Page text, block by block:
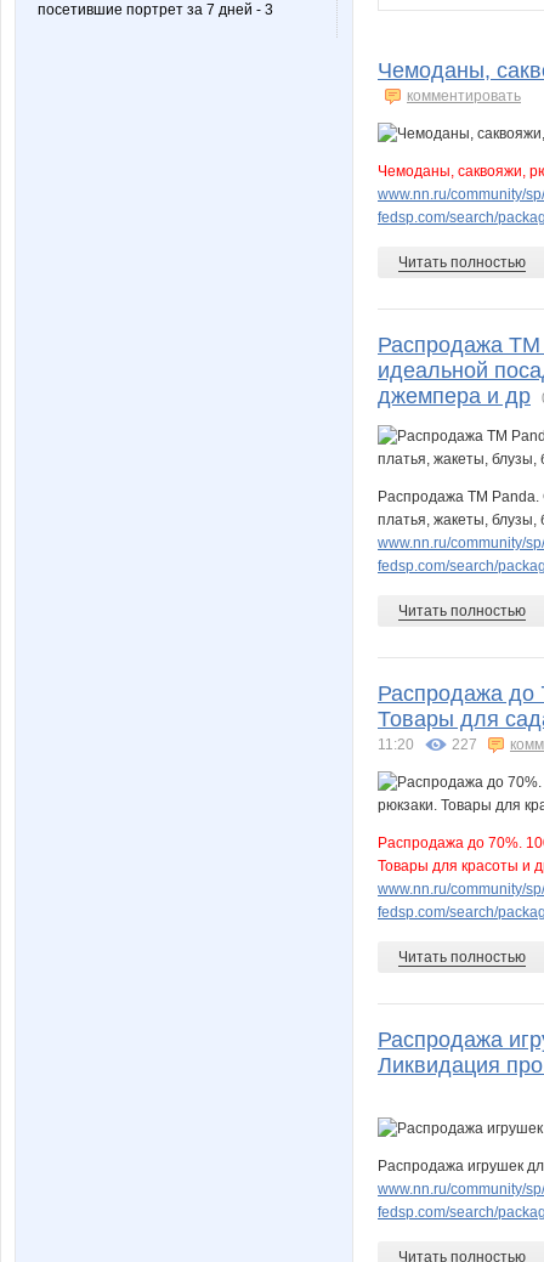
посетившие портрет за 7 дней - 3
Чемоданы,
комментировать
Чемоданы, саквояжи,
www.nn.ru/community/
fedsp.com/search/
Читать полностью
Распродажа ТМ
идеальной
джемпера и др
Распродажа ТМ Panda.
платья, жакеты,
www.nn.ru/community/
fedsp.com/search/
Читать полностью
Распродажа до
Товары для
11:20 227
Распродажа до 70%.
Товары для красоты и
www.nn.ru/community/
fedsp.com/search/
Читать полностью
Распродажа
Ликвидация
Распродажа игрушек
www.nn.ru/community/
fedsp.com/search/
Читать полностью